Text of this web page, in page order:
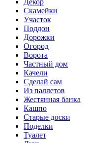
Декор
Скамейки
Участок
Поддон
Дорожки
Огород
Ворота
Частный дом
Качели
Сделай сам
Из паллетов
Жестянная банка
Кашпо
Старые доски
Поделки
Туалет